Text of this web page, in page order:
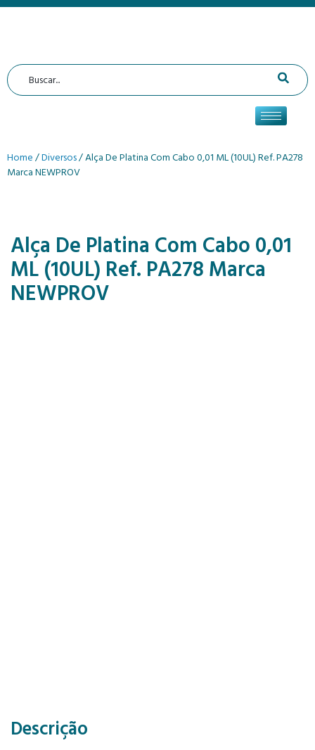
Home/Diversos/ Alça De Platina Com Cabo 0,01 ML (10UL) Ref. PA278
Marca NEWPROV
Alça De Platina Com Cabo 0,01
ML (10UL) Ref. PA278 Marca
NEWPROV
Descrição